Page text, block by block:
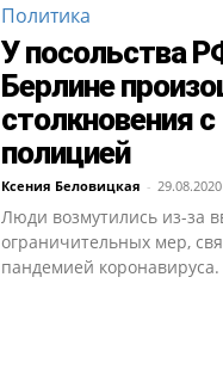
Политика
У посольства
Берлине
столкновения с
полицией
Ксения Беловицкая -
Люди возмутились из-за
ограничительных мер,
пандемией коронавируса.